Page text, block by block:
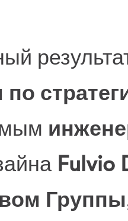
Fulvio
Группы